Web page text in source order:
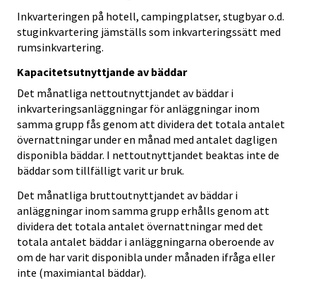
Inkvarteringen på hotell, campingplatser, stugbyar o.d.
stuginkvartering jämställs som inkvarteringssätt med
rumsinkvartering.
Kapacitetsutnyttjande av bäddar
Det månatliga nettoutnyttjandet av bäddar i
inkvarteringsanläggningar för anläggningar inom
samma grupp fås genom att dividera det totala antalet
övernattningar under en månad med antalet dagligen
disponibla bäddar. I nettoutnyttjandet beaktas inte de
bäddar som tillfälligt varit ur bruk.
Det månatliga bruttoutnyttjandet av bäddar i
anläggningar inom samma grupp erhålls genom att
dividera det totala antalet övernattningar med det
totala antalet bäddar i anläggningarna oberoende av
om de har varit disponibla under månaden ifråga eller
inte (maximiantal bäddar).